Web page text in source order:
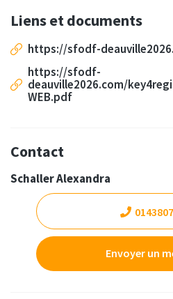
Liens et documents
https://sfodf-
https://sfodf-
deauville2026.com/
WEB.pdf
Contact
Schaller Alexandra
Envoyer un